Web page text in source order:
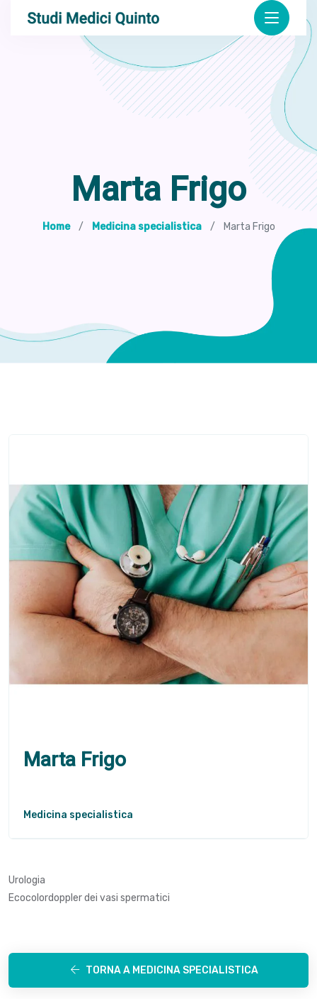
Marta Frigo
Home Medicina specialistica Marta Frigo
Marta Frigo
Medicina specialistica
Urologia
Ecocolordoppler dei vasi spermatici
TORNA A MEDICINA SPECIALISTICA